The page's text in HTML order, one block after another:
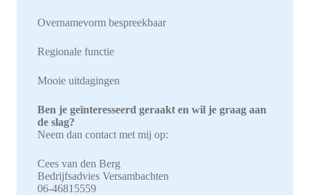
Overnamevorm bespreekbaar
Regionale functie
Mooie uitdagingen
Ben je geïnteresseerd geraakt en wil je graag aan
de slag?
Neem dan contact met mij op:
Cees van den Berg
Bedrijfsadvies Versambachten
06-46815559